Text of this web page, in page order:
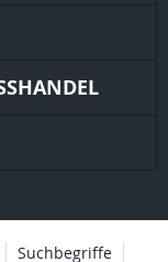
Suchbegriffe